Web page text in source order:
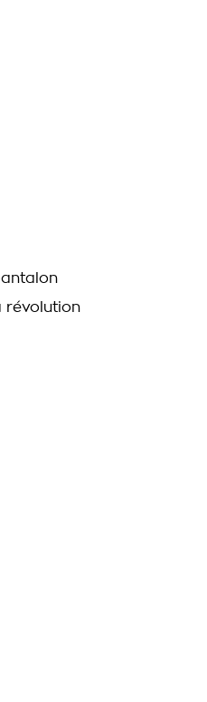
révolution